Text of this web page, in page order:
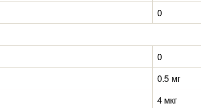
0
0
0.5 мг
4 мкг